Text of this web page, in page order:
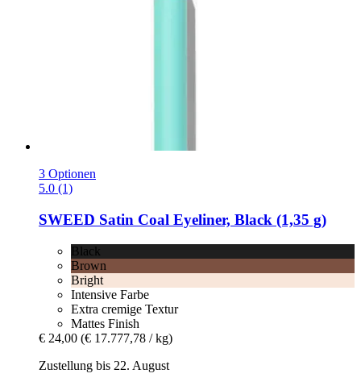
3 Optionen
5.0 (1)
SWEED Satin Coal Eyeliner, Black (1,35 g)
Black
Brown
Bright
Intensive Farbe
Extra cremige Textur
Mattes Finish
€ 24,00 (€ 17.777,78 / kg)
Zustellung bis 22. August